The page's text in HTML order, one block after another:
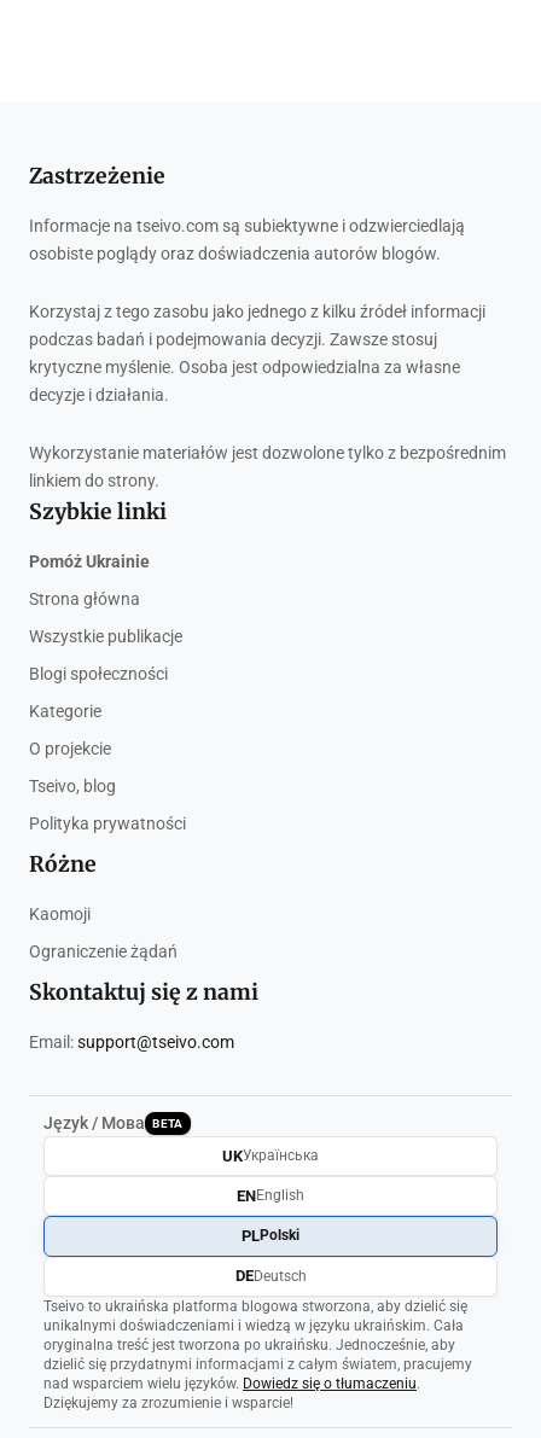
Zastrzeżenie
Informacje na tseivo.com są subiektywne i odzwierciedlają
osobiste poglądy oraz doświadczenia autorów blogów.
Korzystaj z tego zasobu jako jednego z kilku źródeł informacji
podczas badań i podejmowania decyzji. Zawsze stosuj
krytyczne myślenie. Osoba jest odpowiedzialna za własne
decyzje i działania.
Wykorzystanie materiałów jest dozwolone tylko z bezpośrednim
linkiem do strony.
Szybkie linki
Pomóż Ukrainie
Strona główna
Wszystkie publikacje
Blogi społeczności
Kategorie
O projekcie
Tseivo, blog
Polityka prywatności
Różne
Kaomoji
Ograniczenie żądań
Skontaktuj się z nami
Email:support@tseivo.com
Język / Мова BETA
Tseivo to ukraińska platforma blogowa stworzona, aby dzielić się
unikalnymi doświadczeniami i wiedzą w języku ukraińskim. Cała
oryginalna treść jest tworzona po ukraińsku. Jednocześnie, aby
dzielić się przydatnymi informacjami z całym światem, pracujemy
nad wsparciem wielu języków. Dowiedz się o tłumaczeniu.
Dziękujemy za zrozumienie i wsparcie!
UKУкраїнська
ENEnglish
PLPolski
DEDeutsch